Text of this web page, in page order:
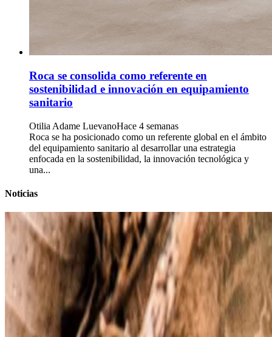
Roca se consolida como referente en
sostenibilidad e innovación en equipamiento
sanitario
Otilia Adame LuevanoHace 4 semanas
Roca se ha posicionado como un referente global en el ámbito
del equipamiento sanitario al desarrollar una estrategia
enfocada en la sostenibilidad, la innovación tecnológica y
una...
Noticias